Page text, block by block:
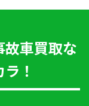
故車買取な
！